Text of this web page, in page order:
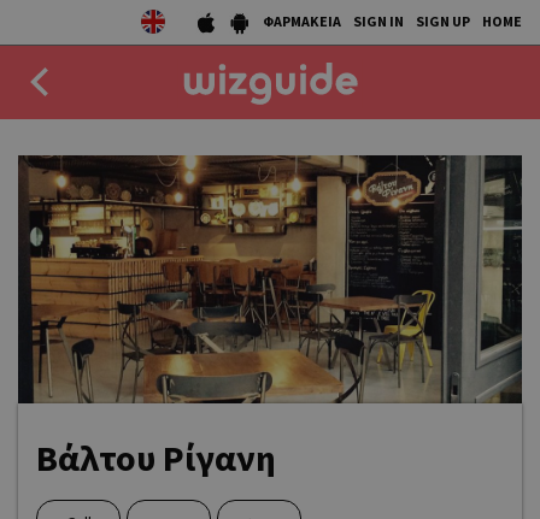
ΦΑΡΜΑΚΕΙΑ SIGN IN SIGN UP HOME
DRINK
50 BEST
AGENDA
COLLECTIONS
Βάλτου Ρίγανη